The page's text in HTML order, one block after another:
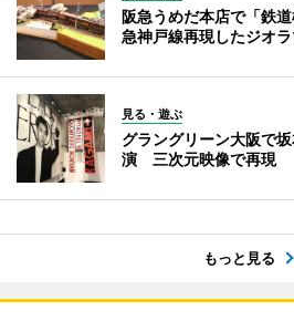
阪急うめだ本店で「鉄
急神戸線再現したジオ
見る・遊ぶ
グラングリーン大阪で
演 三次元映像で再現
もっと見る